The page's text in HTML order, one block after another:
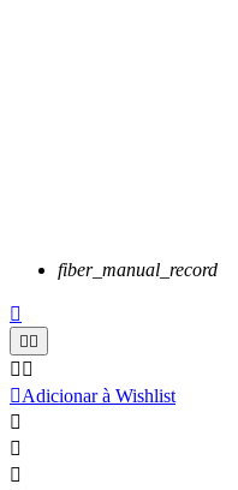
fiber_manual_record

 
 
Adicionar à Wishlist


